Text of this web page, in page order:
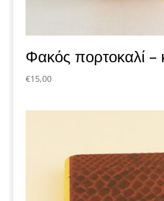
Φακός πορτοκαλί –
€15,00